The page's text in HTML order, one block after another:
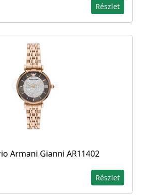
Részlet
Armani Gianni AR11402
Részlet